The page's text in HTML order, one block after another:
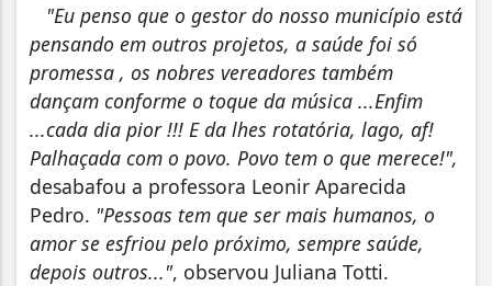
"Eu penso que o gestor do nosso município está
pensando em outros projetos, a saúde foi só
promessa , os nobres vereadores também
dançam conforme o toque da música ...Enfim
...cada dia pior !!! E da lhes rotatória, lago, af!
Palhaçada com o povo. Povo tem o que merece!",
desabafou a professora Leonir Aparecida
Pedro. "Pessoas tem que ser mais humanos, o
amor se esfriou pelo próximo, sempre saúde,
depois outros...", observou Juliana Totti.